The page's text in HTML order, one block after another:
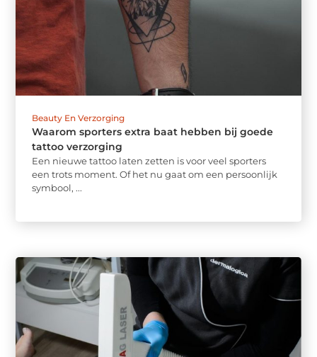
Beauty En Verzorging
Waarom sporters extra baat hebben bij goede
tattoo verzorging
Een nieuwe tattoo laten zetten is voor veel sporters
een trots moment. Of het nu gaat om een persoonlijk
symbool, ...